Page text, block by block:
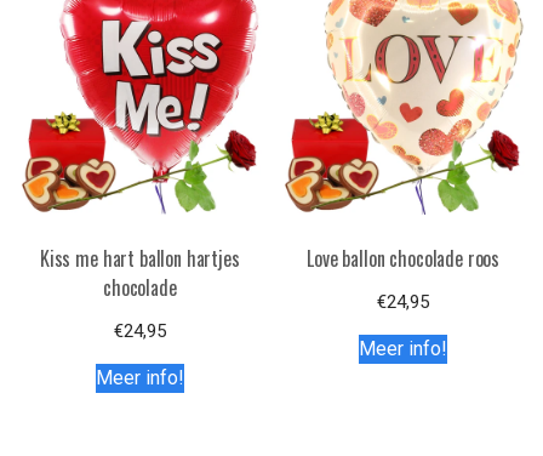
Kiss me hart ballon hartjes
chocolade
€24,95
Meer info!
Love ballon chocolade roos
€24,95
Meer info!